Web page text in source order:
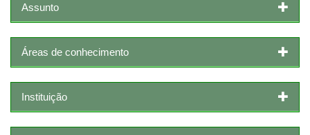
Assunto
Áreas de conhecimento
Instituição